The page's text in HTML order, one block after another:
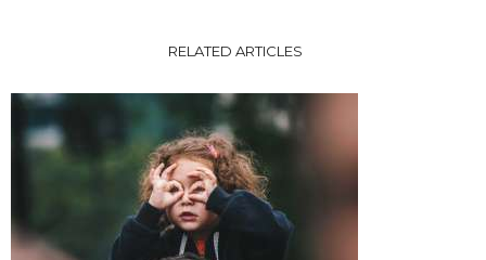
RELATED ARTICLES